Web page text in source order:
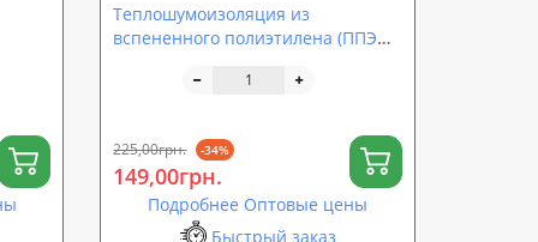
Теплошумоизоляция из
вспененного полиэтилена (ППЭ
225,00грн. -34%
149,00грн.
Подробнее Оптовые цены
Быстрый заказ